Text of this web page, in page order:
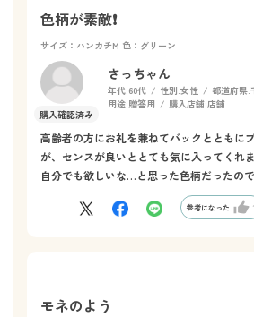
色柄が素敵❗️
サイズ：ハンカチM 色：グリーン
さっちゃん
年代:60代 性別:女性 都道府県:
用途:贈答用 購入店舗:店舗
高齢者の方にお礼を兼ねてバックとともに
が、センスが良いととても気に入ってくれま
自分でも欲しいな…と思った色柄だったの
参考になった 1
モネのよう